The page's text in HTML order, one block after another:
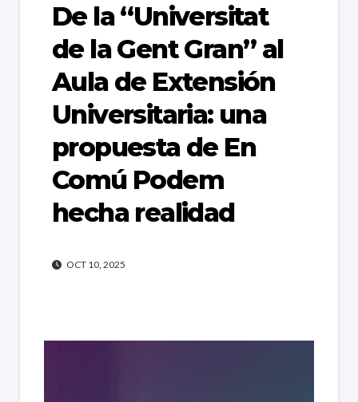
De la “Universitat
de la Gent Gran” al
Aula de Extensión
Universitaria: una
propuesta de En
Comú Podem
hecha realidad
OCT 10, 2025